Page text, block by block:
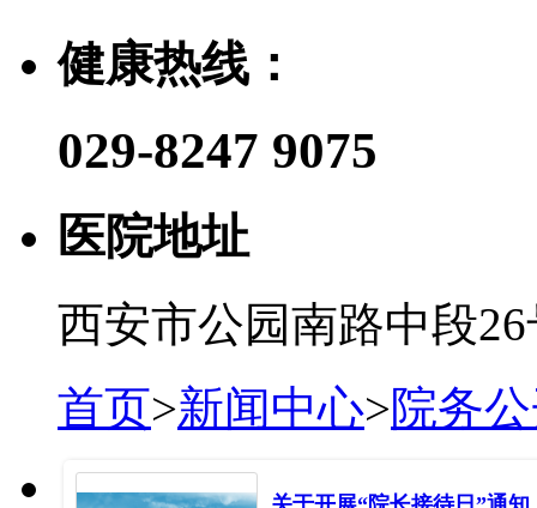
健康热线：
029-8247 9075
医院地址
西安市公园南路中段26
首页>新闻中心>院务